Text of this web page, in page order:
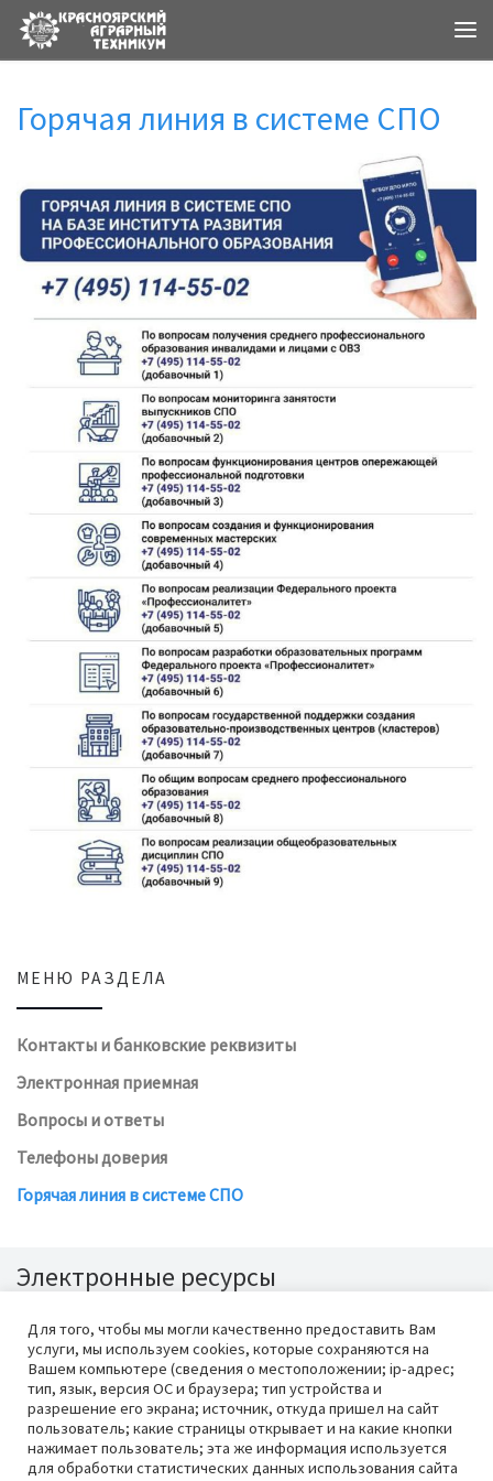
Горячая линия в системе СПО
МЕНЮ РАЗДЕЛА
Контакты и банковские реквизиты
Электронная приемная
Вопросы и ответы
Телефоны доверия
Горячая линия в системе СПО
Электронные ресурсы
Для того, чтобы мы могли качественно предоставить Вам
услуги, мы используем cookies, которые сохраняются на
Вашем компьютере (сведения о местоположении; ip-адрес;
тип, язык, версия ОС и браузера; тип устройства и
разрешение его экрана; источник, откуда пришел на сайт
пользователь; какие страницы открывает и на какие кнопки
нажимает пользователь; эта же информация используется
для обработки статистических данных использования сайта